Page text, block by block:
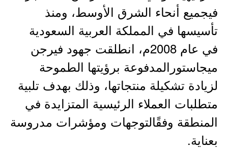
فيجميع أنحاء الشرق الأوسط، ومنذ
تأسيسها في المملكة العربية السعودية
في عام 2008م، انطلقت جهود فيرجن
ميجاستورالمدفوعة برؤيتها الطموحة
لزيادة تشكيلة منتجاتها، وذلك بهدف تلبية
متطلبات العملاء الرئيسية المتزايدة في
المنطقة وفقًالتوجهات ومؤشرات مدروسة
بعناية.